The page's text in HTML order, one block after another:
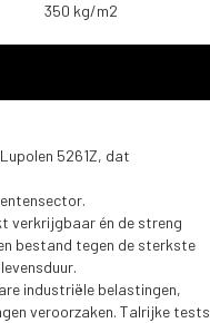
350 kg/m2
5261Z, dat
verkrijgbaar én de streng
bestand tegen de sterkste
industriële belastingen,
veroorzaken. Talrijke tests